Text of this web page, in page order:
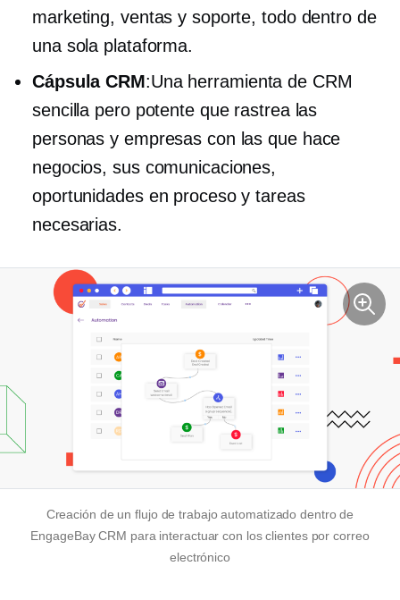
marketing, ventas y soporte, todo dentro de
una sola plataforma.
Cápsula CRM:Una herramienta de CRM
sencilla pero potente que rastrea las
personas y empresas con las que hace
negocios, sus comunicaciones,
oportunidades en proceso y tareas
necesarias.
Creación de un flujo de trabajo automatizado dentro de
EngageBay CRM para interactuar con los clientes por correo
electrónico